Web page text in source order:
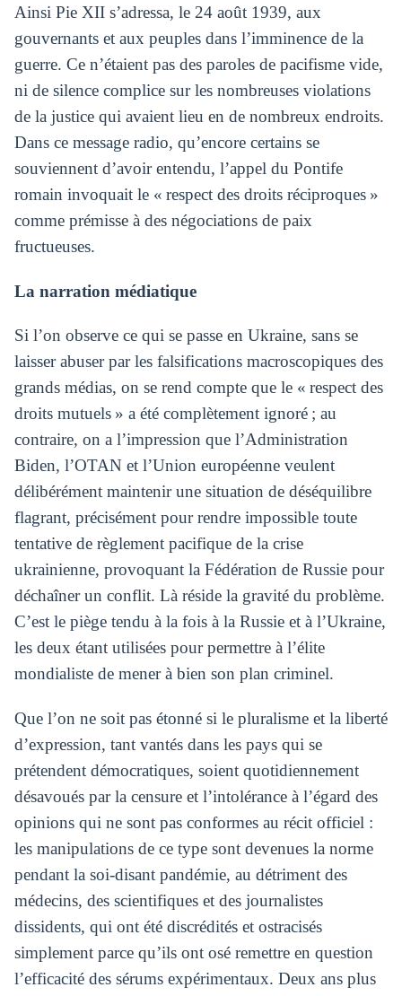
Ainsi Pie XII s’adressa, le 24 août 1939, aux
gouvernants et aux peuples dans l’imminence de la
guerre. Ce n’étaient pas des paroles de pacifisme vide,
ni de silence complice sur les nombreuses violations
de la justice qui avaient lieu en de nombreux endroits.
Dans ce message radio, qu’encore certains se
souviennent d’avoir entendu, l’appel du Pontife
romain invoquait le « respect des droits réciproques »
comme prémisse à des négociations de paix
fructueuses.
La narration médiatique
Si l’on observe ce qui se passe en Ukraine, sans se
laisser abuser par les falsifications macroscopiques des
grands médias, on se rend compte que le « respect des
droits mutuels » a été complètement ignoré ; au
contraire, on a l’impression que l’Administration
Biden, l’OTAN et l’Union européenne veulent
délibérément maintenir une situation de déséquilibre
flagrant, précisément pour rendre impossible toute
tentative de règlement pacifique de la crise
ukrainienne, provoquant la Fédération de Russie pour
déchaîner un conflit. Là réside la gravité du problème.
C’est le piège tendu à la fois à la Russie et à l’Ukraine,
les deux étant utilisées pour permettre à l’élite
mondialiste de mener à bien son plan criminel.
Que l’on ne soit pas étonné si le pluralisme et la liberté
d’expression, tant vantés dans les pays qui se
prétendent démocratiques, soient quotidiennement
désavoués par la censure et l’intolérance à l’égard des
opinions qui ne sont pas conformes au récit officiel :
les manipulations de ce type sont devenues la norme
pendant la soi-disant pandémie, au détriment des
médecins, des scientifiques et des journalistes
dissidents, qui ont été discrédités et ostracisés
simplement parce qu’ils ont osé remettre en question
l’efficacité des sérums expérimentaux. Deux ans plus